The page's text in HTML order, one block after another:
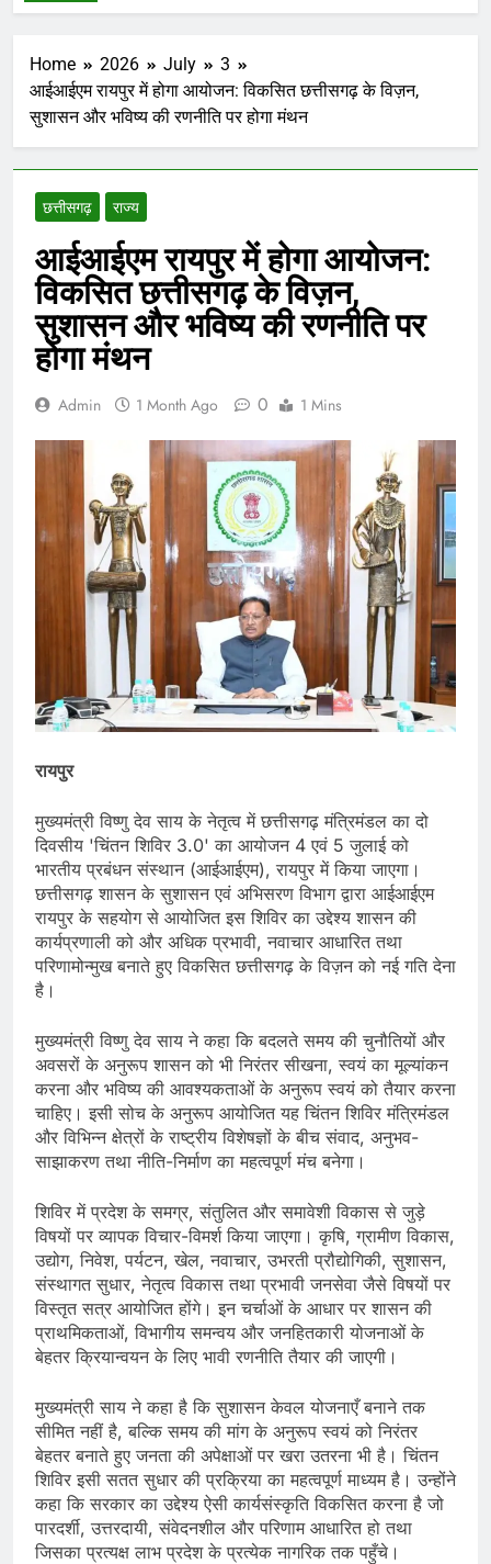
Home 2026 July
3
आईआईएम रायपुर में होगा आयोजन: विकसित छत्तीसगढ़ के विज़न,
सुशासन और भविष्य की रणनीति पर होगा मंथन
छत्तीसगढ़ राज्य
आईआईएम रायपुर में होगा आयोजन:
विकसित छत्तीसगढ़ के विज़न,
सुशासन और भविष्य की रणनीति पर
होगा मंथन
Admin 1 Month Ago 0 1 Mins
रायपुर
मुख्यमंत्री विष्णु देव साय के नेतृत्व में छत्तीसगढ़ मंत्रिमंडल का दो
दिवसीय 'चिंतन शिविर 3.0' का आयोजन 4 एवं 5 जुलाई को
भारतीय प्रबंधन संस्थान (आईआईएम), रायपुर में किया जाएगा।
छत्तीसगढ़ शासन के सुशासन एवं अभिसरण विभाग द्वारा आईआईएम
रायपुर के सहयोग से आयोजित इस शिविर का उद्देश्य शासन की
कार्यप्रणाली को और अधिक प्रभावी, नवाचार आधारित तथा
परिणामोन्मुख बनाते हुए विकसित छत्तीसगढ़ के विज़न को नई गति देना
है।
मुख्यमंत्री विष्णु देव साय ने कहा कि बदलते समय की चुनौतियों और
अवसरों के अनुरूप शासन को भी निरंतर सीखना, स्वयं का मूल्यांकन
करना और भविष्य की आवश्यकताओं के अनुरूप स्वयं को तैयार करना
चाहिए। इसी सोच के अनुरूप आयोजित यह चिंतन शिविर मंत्रिमंडल
और विभिन्न क्षेत्रों के राष्ट्रीय विशेषज्ञों के बीच संवाद, अनुभव-
साझाकरण तथा नीति-निर्माण का महत्वपूर्ण मंच बनेगा।
शिविर में प्रदेश के समग्र, संतुलित और समावेशी विकास से जुड़े
विषयों पर व्यापक विचार-विमर्श किया जाएगा। कृषि, ग्रामीण विकास,
उद्योग, निवेश, पर्यटन, खेल, नवाचार, उभरती प्रौद्योगिकी, सुशासन,
संस्थागत सुधार, नेतृत्व विकास तथा प्रभावी जनसेवा जैसे विषयों पर
विस्तृत सत्र आयोजित होंगे। इन चर्चाओं के आधार पर शासन की
प्राथमिकताओं, विभागीय समन्वय और जनहितकारी योजनाओं के
बेहतर क्रियान्वयन के लिए भावी रणनीति तैयार की जाएगी।
मुख्यमंत्री साय ने कहा है कि सुशासन केवल योजनाएँ बनाने तक
सीमित नहीं है, बल्कि समय की मांग के अनुरूप स्वयं को निरंतर
बेहतर बनाते हुए जनता की अपेक्षाओं पर खरा उतरना भी है। चिंतन
शिविर इसी सतत सुधार की प्रक्रिया का महत्वपूर्ण माध्यम है। उन्होंने
कहा कि सरकार का उद्देश्य ऐसी कार्यसंस्कृति विकसित करना है जो
पारदर्शी, उत्तरदायी, संवेदनशील और परिणाम आधारित हो तथा
जिसका प्रत्यक्ष लाभ प्रदेश के प्रत्येक नागरिक तक पहुँचे।